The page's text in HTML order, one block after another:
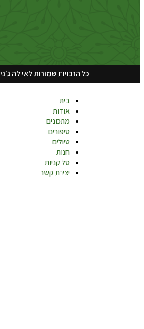
כל הזכויות שמורות לאיילה ג׳ני
בית
אודות
מתכונים
סיפורים
טיולים
חנות
סל קניות
יצירת קשר